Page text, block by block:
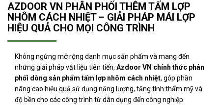
AZDOOR VN PHÂN PHỐI THÊM TẤM LỢP
NHÔM CÁCH NHIỆT – GIẢI PHÁP MÁI LỢP
HIỆU QUẢ CHO MỌI CÔNG TRÌNH
Không ngừng mở rộng danh mục sản phẩm và mang đến
những giải pháp vật liệu tiên tiến, Azdoor VN chính thức phân
phối dòng sản phẩm tấm lợp nhôm cách nhiệt, góp phần
nâng cao hiệu quả sử dụng năng lượng, tăng tính thẩm mỹ và
độ bền cho các công trình từ dân dụng đến công nghiệp.